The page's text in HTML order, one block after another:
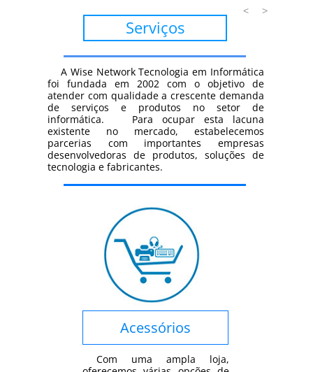
Serviços
< >
A Wise Network Tecnologia em Informática
foi fundada em 2002 com o objetivo de
atender com qualidade a crescente demanda
de serviços e produtos no setor de
informática. Para ocupar esta lacuna
existente no mercado, estabelecemos
parcerias com importantes empresas
desenvolvedoras de produtos, soluções de
tecnologia e fabricantes.
Acessórios
Com uma ampla loja,